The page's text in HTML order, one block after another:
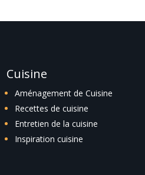
Cuisine
Aménagement de Cuisine
Recettes de cuisine
Entretien de la cuisine
Inspiration cuisine